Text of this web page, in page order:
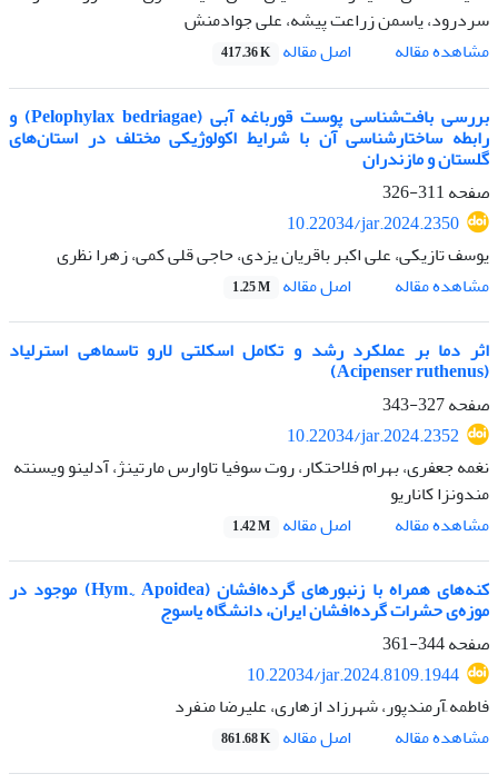
سردرود، یاسمن زراعت پیشه، علی جوادمنش
مشاهده مقاله
اصل مقاله 417.36 K
بررسی بافت‌شناسی پوست قورباغه آبی (Pelophylax bedriagae) و
رابطه ساختارشناسی آن با شرایط اکولوژیکی مختلف در استان‌های
گلستان و مازندران
صفحه311-326
10.22034/jar.2024.2350
یوسف تازیکی، علی اکبر باقریان یزدی، حاجی قلی کمی، زهرا نظری
مشاهده مقاله
اصل مقاله 1.25 M
اثر دما بر عملکرد رشد و تکامل اسکلتی لارو تاسماهی استرلیاد
(Acipenser ruthenus)
صفحه327-343
10.22034/jar.2024.2352
نغمه جعفری، بهرام فلاحتکار، روت سوفیا تاوارس مارتینژ، آدلینو ویسنته
مندونزا کاناریو
مشاهده مقاله
اصل مقاله 1.42 M
کنه‌های همراه با زنبورهای گرده‌افشان (Hym., Apoidea) موجود در
موزه‌ی حشرات گرده‌افشان ایران، دانشگاه یاسوج
صفحه344-361
10.22034/jar.2024.8109.1944
فاطمه َآرمندپور، شهرزاد ازهاری، علیرضا منفرد
مشاهده مقاله
اصل مقاله 861.68 K